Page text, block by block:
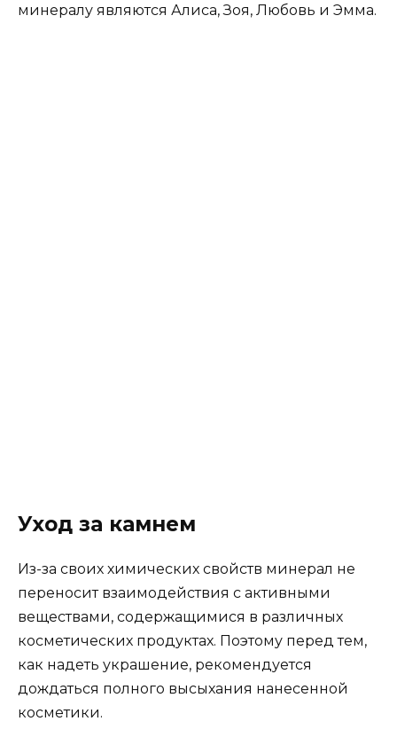
минералу являются Алиса, Зоя, Любовь и Эмма.
Уход за камнем
Из-за своих химических свойств минерал не
переносит взаимодействия с активными
веществами, содержащимися в различных
косметических продуктах. Поэтому перед тем,
как надеть украшение, рекомендуется
дождаться полного высыхания нанесенной
косметики.